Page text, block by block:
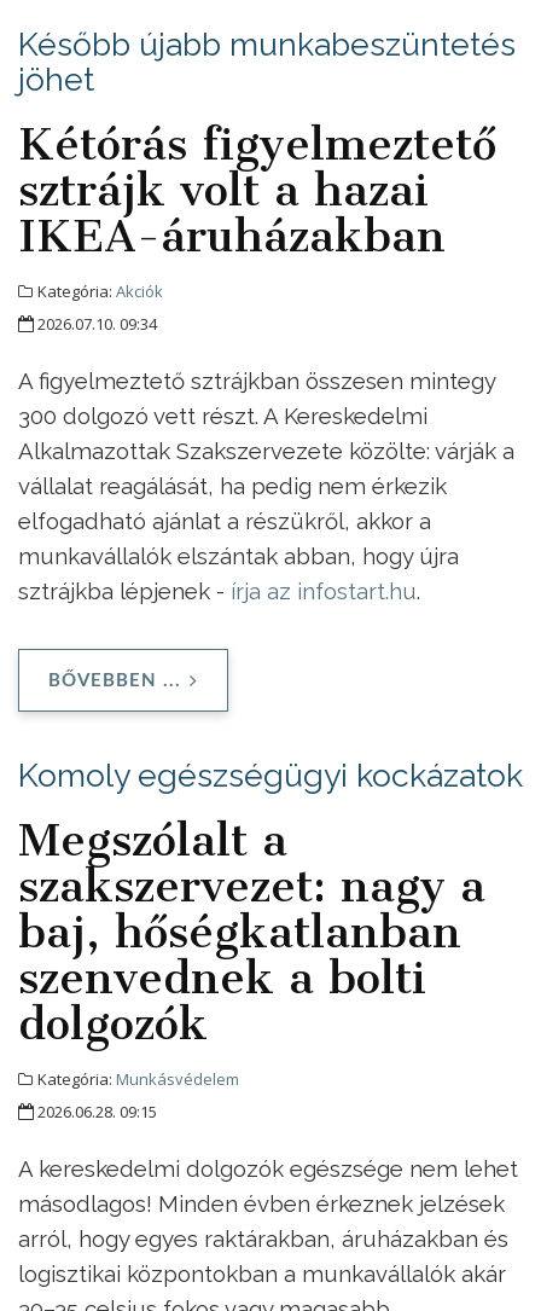
Később újabb munkabeszüntetés
jöhet
Kétórás figyelmeztető
sztrájk volt a hazai
IKEA-áruházakban
Kategória: Akciók
2026.07.10. 09:34
A figyelmeztető sztrájkban összesen mintegy
300 dolgozó vett részt. A Kereskedelmi
Alkalmazottak Szakszervezete közölte: várják a
vállalat reagálását, ha pedig nem érkezik
elfogadható ajánlat a részükről, akkor a
munkavállalók elszántak abban, hogy újra
sztrájkba lépjenek - írja az infostart.hu.
BŐVEBBEN ...
Komoly egészségügyi kockázatok
Megszólalt a
szakszervezet: nagy a
baj, hőségkatlanban
szenvednek a bolti
dolgozók
Kategória: Munkásvédelem
2026.06.28. 09:15
A kereskedelmi dolgozók egészsége nem lehet
másodlagos! Minden évben érkeznek jelzések
arról, hogy egyes raktárakban, áruházakban és
logisztikai központokban a munkavállalók akár